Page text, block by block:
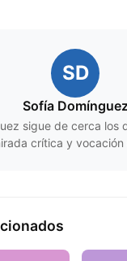
SD
Sofía Domínguez
sigue de cerca los
crítica y